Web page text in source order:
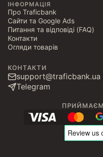
ІНФОРМАЦІЯ
Про Traficbank
Сайти та Google Ads
Питання та відповіді (FAQ)
Контакти
Огляди товарів
КОНТАКТИ
support@traficbank.ua
Telegram